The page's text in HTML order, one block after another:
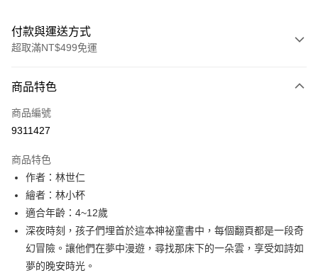
付款與運送方式
超取滿NT$499免運
信用卡一次付款
LINE Pay
大哥付你分期
相關說明
【大哥付你分期使用說明】
1.本服務由台灣大哥大提供，台灣大哥大用戶可立即使用無須另外申請。
2.付款方式選擇「大哥付你分期」，訂單成立後會自動跳轉到大哥付的交易
流程，驗證手機門號後，選擇欲分期的期數、繳款截止日，確認付款後即完
3.實際核准額度、可分期數及費用金額請依後續交易確認頁面所載為準。
AFTEE先享後付
相關說明
【關於「AFTEE先享後付」】
AFTEE先享後付是「在收到商品之後才付款」的支付方式。 讓您購物簡單
ATM付款
商品特色
商品編號
9311427
商品特色
作者：林世仁
繪者：林小杯
適合年齡：4~12歲
深夜時刻，孩子們埋首於這本神祕童書中，每個翻頁都是一段奇
幻冒險。讓他們在夢中漫遊，尋找那床下的一朵雲，享受如詩如
夢的晚安時光。